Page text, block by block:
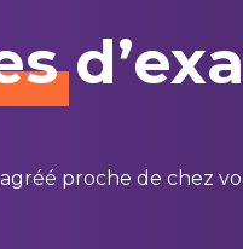
proche de chez